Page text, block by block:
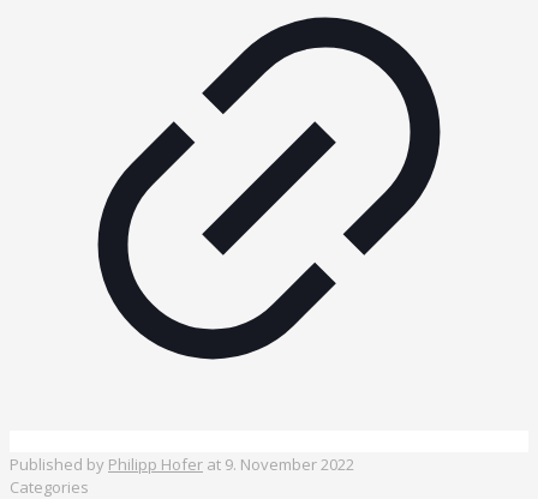
Published by Philipp Hofer at 9. November 2022
Categories